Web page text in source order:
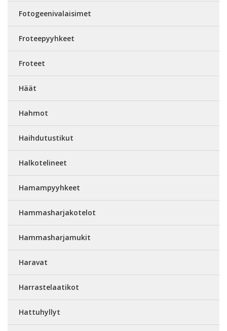
Fotogeenivalaisimet
Froteepyyhkeet
Froteet
Häät
Hahmot
Haihdutustikut
Halkotelineet
Hamampyyhkeet
Hammasharjakotelot
Hammasharjamukit
Haravat
Harrastelaatikot
Hattuhyllyt